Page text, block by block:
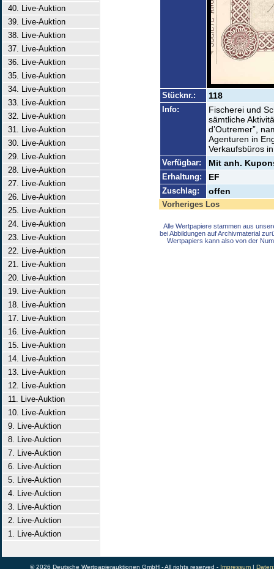
40. Live-Auktion
39. Live-Auktion
38. Live-Auktion
37. Live-Auktion
36. Live-Auktion
35. Live-Auktion
34. Live-Auktion
33. Live-Auktion
32. Live-Auktion
31. Live-Auktion
30. Live-Auktion
29. Live-Auktion
28. Live-Auktion
27. Live-Auktion
26. Live-Auktion
25. Live-Auktion
24. Live-Auktion
23. Live-Auktion
22. Live-Auktion
21. Live-Auktion
20. Live-Auktion
19. Live-Auktion
18. Live-Auktion
17. Live-Auktion
16. Live-Auktion
15. Live-Auktion
14. Live-Auktion
13. Live-Auktion
12. Live-Auktion
11. Live-Auktion
10. Live-Auktion
9. Live-Auktion
8. Live-Auktion
7. Live-Auktion
6. Live-Auktion
5. Live-Auktion
4. Live-Auktion
3. Live-Auktion
2. Live-Auktion
1. Live-Auktion
Stücknr.: 118
Info:
Fischerei und
sämtliche
d’Outremer”,
Agenturen in
Verkaufsbüros
Verfügbar: Mit anh.
Erhaltung: EF
Zuschlag: offen
Vorheriges Los
Alle Wertpapiere stammen aus
bei Abbildungen auf Archivmaterial
Wertpapiers kann also von der
© 2026 Deutsche Wertpapierauktionen GmbH - All rights reserved - Impressum|